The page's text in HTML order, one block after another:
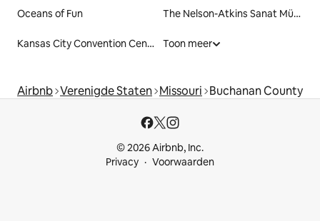
Oceans of Fun The Nelson-Atkins Sanat Müzesi
Kansas City Convention Center Toon meer
Airbnb Verenigde Staten Missouri Buchanan County
© 2026 Airbnb, Inc.
Privacy
Voorwaarden